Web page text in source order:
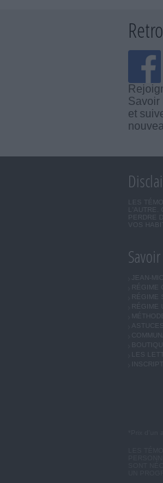
Savoir
et
LES
PERDRE
VOS
JEAN-
RÉGIME
RÉGIME
RÉGIME
LES